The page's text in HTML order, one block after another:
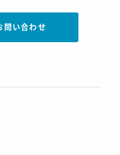
問い合わせ